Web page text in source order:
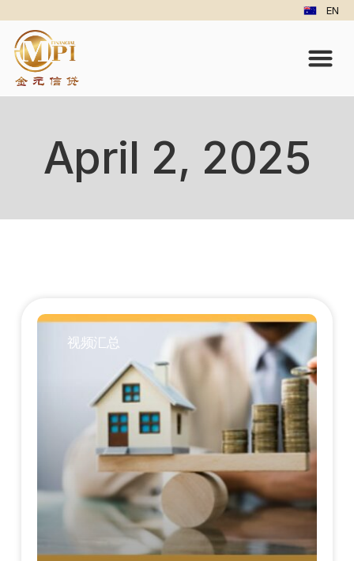
EN
April 2, 2025
视频汇总